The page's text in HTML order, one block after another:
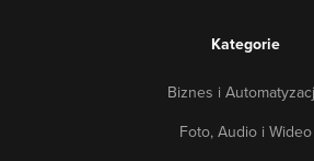
Kategorie
Biznes i
Foto, Audio i Wideo